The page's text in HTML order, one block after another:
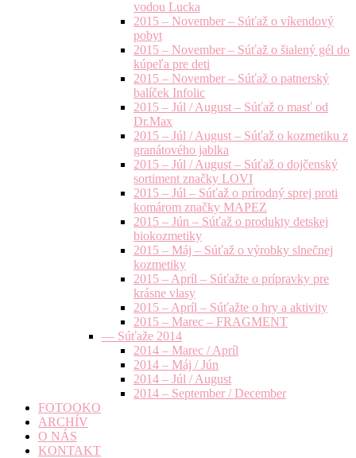
vodou Lucka
2015 – November – Súťaž o víkendový
pobyt
2015 – November – Súťaž o šialený gél do
kúpeľa pre deti
2015 – November – Súťaž o patnerský
balíček Infolic
2015 – Júl / August – Súťaž o masť od
Dr.Max
2015 – Júl / August – Súťaž o kozmetiku z
granátového jablka
2015 – Júl / August – Súťaž o dojčenský
sortiment značky LOVI
2015 – Júl – Súťaž o prírodný sprej proti
komárom značky MAPEZ
2015 – Jún – Súťaž o produkty detskej
biokozmetiky
2015 – Máj – Súťaž o výrobky slnečnej
kozmetiky
2015 – Apríl – Súťažte o prípravky pre
krásne vlasy
2015 – Apríl – Súťažte o hry a aktivity
2015 – Marec – FRAGMENT
— Súťaže 2014
2014 – Marec / Apríl
2014 – Máj / Jún
2014 – Júl / August
2014 – September / December
FOTOOKO
ARCHÍV
O NÁS
KONTAKT